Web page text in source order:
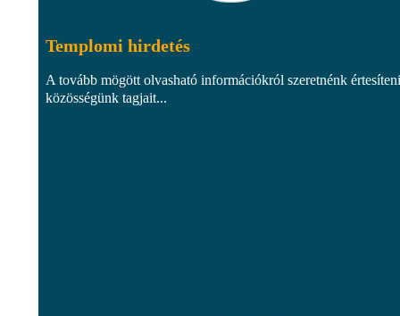
Templomi hirdetés
A tovább mögött olvasható információkról szeretnénk értesíteni
közösségünk tagjait...